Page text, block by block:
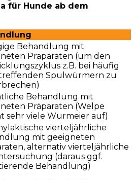
für Hunde ab dem
Behandlung mit
Präparaten (um den
z.B. bei häufig
Spulwürmern zu
Behandlung mit
Präparaten (Welpe
sehr viele Wurmeier auf)
vierteljährliche
mit geeigneten
alternativ vierteljährliche
(daraus ggf.
Behandlung)